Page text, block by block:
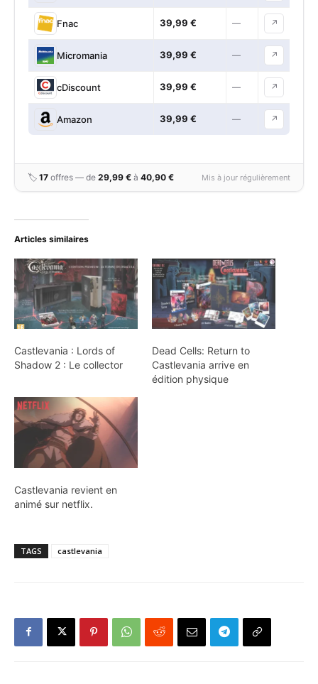
Fnac 39,99 € — ↗
Micromania 39,99 € — ↗
cDiscount 39,99 € — ↗
Amazon 39,99 € — ↗
🏷 17 offres — de 29,99 € à 40,90 € Mis à jour régulièrement
Articles similaires
Castlevania : Lords of
Shadow 2 : Le collector
Dead Cells: Return to
Castlevania arrive en
édition physique
Castlevania revient en
animé sur netflix.
TAGS castlevania